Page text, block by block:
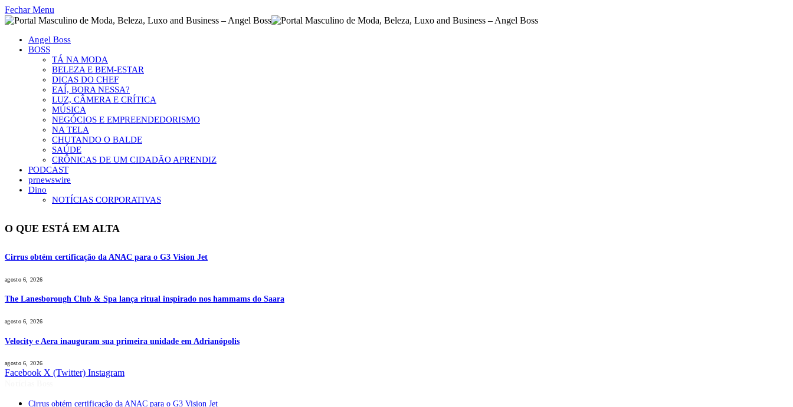
Fechar Menu
Angel Boss
BOSS
TÁ NA MODA
BELEZA E BEM-ESTAR
DICAS DO CHEF
EAÍ, BORA NESSA?
LUZ, CÂMERA E CRÍTICA
MÚSICA
NEGÓCIOS E EMPREENDEDORISMO
NA TELA
CHUTANDO O BALDE
SAÚDE
CRÔNICAS DE UM CIDADÃO APRENDIZ
PODCAST
prnewswire
Dino
NOTÍCIAS CORPORATIVAS
O QUE ESTÁ EM ALTA
Cirrus obtém certificação da ANAC para o G3 Vision Jet
agosto 6, 2026
The Lanesborough Club & Spa lança ritual inspirado nos hammams do Saara
agosto 6, 2026
Velocity e Aera inauguram sua primeira unidade em Adrianópolis
agosto 6, 2026
Facebook X (Twitter) Instagram
Cirrus obtém certificação da ANAC para o G3 Vision Jet